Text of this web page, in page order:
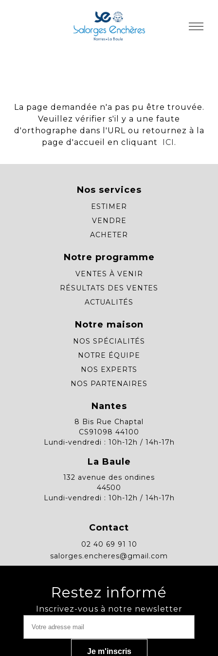
La page demandée n'a pas pu être trouvée.
Veuillez vérifier s'il y a une faute
d'orthographe dans l'URL ou retournez à la
page d'accueil en cliquant
ICI .
Nos services
ESTIMER
VENDRE
ACHETER
Notre programme
VENTES À VENIR
RÉSULTATS DES VENTES
ACTUALITÉS
Notre maison
NOS SPÉCIALITÉS
NOTRE ÉQUIPE
NOS EXPERTS
NOS PARTENAIRES
Nantes
8 Bis Rue Chaptal
CS91098 44100
Lundi-vendredi : 10h-12h / 14h-17h
La Baule
132 avenue des ondines
44500
Lundi-vendredi : 10h-12h / 14h-17h
Contact
02 40 69 91 10
salorges.encheres@gmail.com
Restez informé
Inscrivez-vous à notre newsletter